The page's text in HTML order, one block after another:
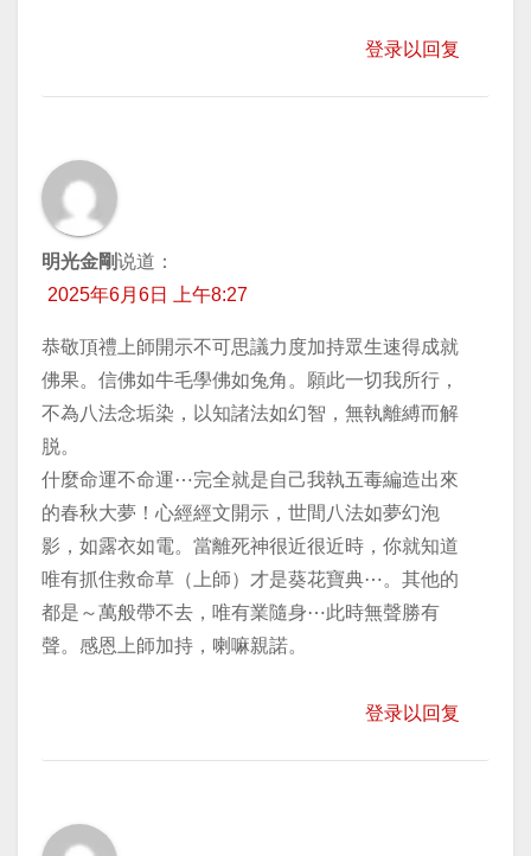
登录以回复
明光金剛说道：
2025年6月6日 上午8:27
恭敬頂禮上師開示不可思議力度加持眾生速得成就
佛果。信佛如牛毛學佛如兔角。願此一切我所行，
不為八法念垢染，以知諸法如幻智，無執離縛而解
脱。
什麼命運不命運⋯完全就是自己我執五毒編造出來
的春秋大夢！心經經文開示，世間八法如夢幻泡
影，如露衣如電。當離死神很近很近時，你就知道
唯有抓住救命草（上師）才是葵花寶典⋯。其他的
都是～萬般帶不去，唯有業隨身⋯此時無聲勝有
聲。感恩上師加持，喇嘛親諾。
登录以回复